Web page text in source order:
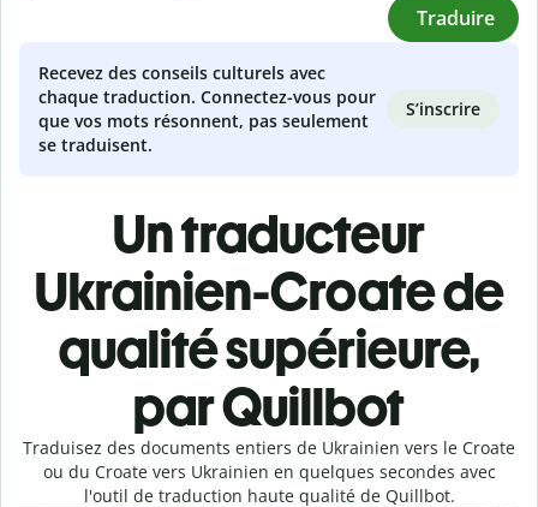
Traduire
Recevez des conseils culturels avec
chaque traduction. Connectez-vous pour
que vos mots résonnent, pas seulement
se traduisent.
S’inscrire
Un traducteur
Ukrainien-Croate de
qualité supérieure,
par Quillbot
Traduisez des documents entiers de Ukrainien vers le Croate
ou du Croate vers Ukrainien en quelques secondes avec
l'outil de traduction haute qualité de Quillbot.